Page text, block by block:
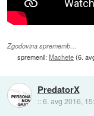
Zgodovina sprememb…
spremenil:Machete(6.
PredatorX
::6. avg 2016,